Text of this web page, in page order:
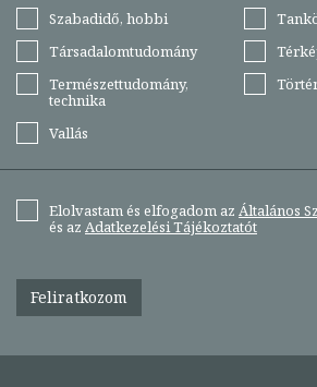
Szabadidő, hobbi
Társadalomtudomány
Természettudomány,
technika
Vallás
Elolvastam és elfogadom az Általános
és az Adatkezelési Tájékoztatót
Feliratkozom